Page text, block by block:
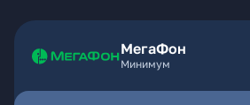
МегаФон
Минимум